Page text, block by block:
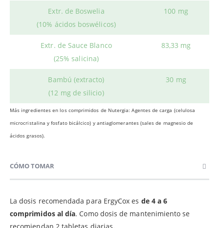
Extr. de Boswelia
(10% ácidos boswélicos)
100 mg
Extr. de Sauce Blanco
(25% salicina)
83,33 mg
Bambú (extracto)
(12 mg de silicio)
30 mg
Más ingredientes en los comprimidos de Nutergia: Agentes de carga (celulosa
microcristalina y fosfato bicálcico) y antiaglomerantes (sales de magnesio de
ácidos grasos).
CÓMO TOMAR
La dosis recomendada para ErgyCox es de 4 a 6
comprimidos al día. Como dosis de mantenimiento se